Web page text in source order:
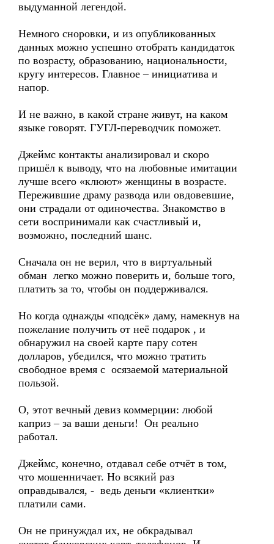
выдуманной легендой.
Немного сноровки, и из опубликованных
данных можно успешно отобрать кандидаток
по возрасту, образованию, национальности,
кругу интересов. Главное – инициатива и
напор.
И не важно, в какой стране живут, на каком
языке говорят. ГУГЛ-переводчик поможет.
Джеймс контакты анализировал и скоро
пришёл к выводу, что на любовные имитации
лучше всего «клюют» женщины в возрасте.
Пережившие драму развода или овдовевшие,
они страдали от одиночества. Знакомство в
сети воспринимали как счастливый и,
возможно, последний шанс.
Сначала он не верил, что в виртуальный
обман легко можно поверить и, больше того,
платить за то, чтобы он поддерживался.
Но когда однажды «подсёк» даму, намекнув на
пожелание получить от неё подарок , и
обнаружил на своей карте пару сотен
долларов, убедился, что можно тратить
свободное время с осязаемой материальной
пользой.
О, этот вечный девиз коммерции: любой
каприз – за ваши деньги! Он реально
работал.
Джеймс, конечно, отдавал себе отчёт в том,
что мошенничает. Но всякий раз
оправдывался, - ведь деньги «клиентки»
платили сами.
Он не принуждал их, не обкрадывал